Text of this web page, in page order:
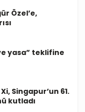
Özel’e,
yasa” teklifine
Singapur’un 61.
kutladı